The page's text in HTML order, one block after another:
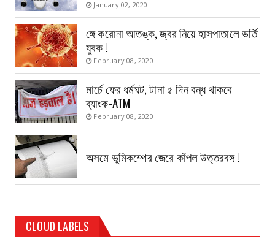
January 02, 2020
ঙ্গে করোনা আতঙ্ক, জ্বর নিয়ে হাসপাতালে ভর্তি
যুবক !
February 08, 2020
মার্চে ফের ধর্মঘট, টানা ৫ দিন বন্ধ থাকবে
ব্যাংক-ATM
February 08, 2020
অসমে ভূমিকম্পের জেরে কাঁপল উত্তরবঙ্গ !
CLOUD LABELS